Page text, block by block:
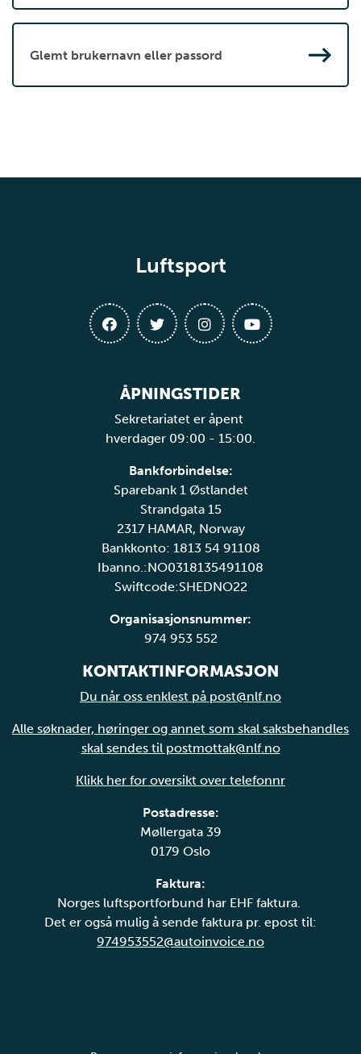
Glemt brukernavn eller passord
Luftsport
ÅPNINGSTIDER
Sekretariatet er åpent
hverdager 09:00 - 15:00.
Bankforbindelse:
Sparebank 1 Østlandet
Strandgata 15
2317 HAMAR, Norway
Bankkonto: 1813 54 91108
Ibanno.:NO0318135491108
Swiftcode:SHEDNO22
Organisasjonsnummer:
974 953 552
KONTAKTINFORMASJON
Du når oss enklest på post@nlf.no
Alle søknader, høringer og annet som skal saksbehandles
skal sendes til postmottak@nlf.no
Klikk her for oversikt over telefonnr
Postadresse:
Møllergata 39
0179 Oslo
Faktura:
Norges luftsportforbund har EHF faktura.
Det er også mulig å sende faktura pr. epost til:
974953552@autoinvoice.no